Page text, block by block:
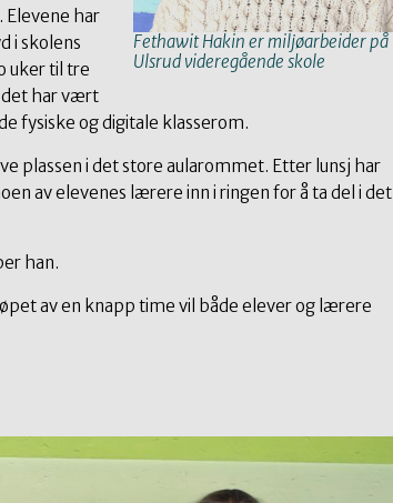
Fethawit Hakin er miljøarbeider på
Ulsrud videregående skole
Elevene har
i skolens
uker til tre
det har vært
fysiske og digitale klasserom.
plassen i det store aularommet. Etter lunsj har
av elevenes lærere inn i ringen for å ta del i det
han.
av en knapp time vil både elever og lærere